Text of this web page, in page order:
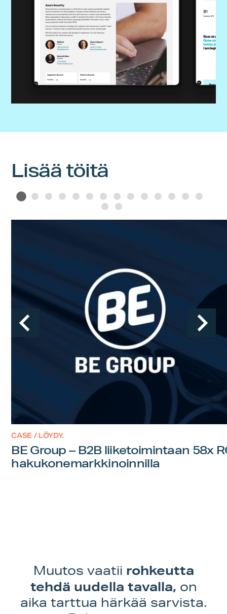
Lisää töitä
CASE / LÖYDY.
BE Group – B2B liiketoimintaan 58x
hakukonemarkkinoinnilla
Muutos vaatii rohkeutta
tehdä uudella tavalla, on
aika tarttua härkää sarvista.